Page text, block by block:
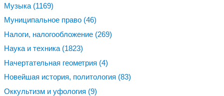
Музыка (1169)
Муниципальное право (46)
Налоги, налогообложение (269)
Наука и техника (1823)
Начертательная геометрия (4)
Новейшая история, политология (83)
Оккультизм и уфология (9)